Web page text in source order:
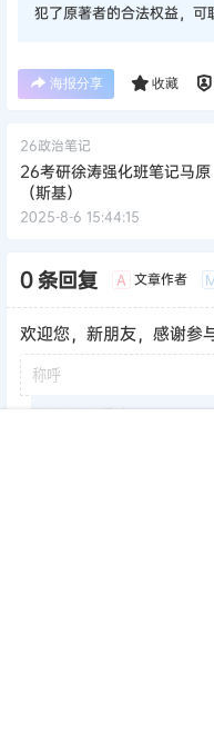
犯了原著者的合法权益，可
海报分享 收藏
26政治笔记
26考研徐涛强化班笔记马原
（斯基）
2025-8-6 15:44:15
0 条回复 A 文章作者
欢迎您，新朋友，感谢参